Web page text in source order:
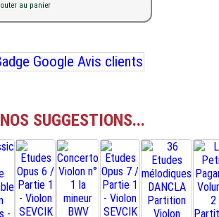
NOS SUGGESTIONS...